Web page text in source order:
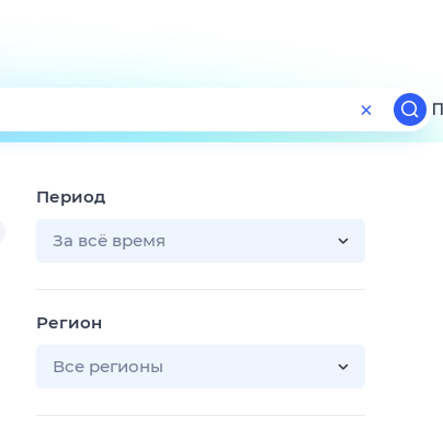
Поиск
ТВ-программа
Период
За всё время
Регион
Все регионы